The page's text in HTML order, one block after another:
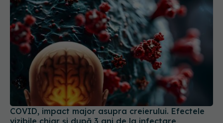
COVID, impact major asupra creierului. Efectele
vizibile chiar și după 3 ani de la infectare
03 aug 2024, 14:12